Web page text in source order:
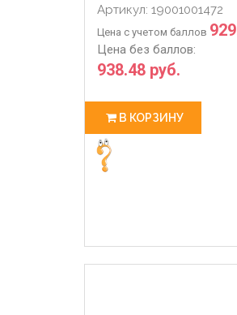
Артикул: 19001001472
Цена с учетом баллов
Цена без баллов:
938.48 руб.
В КОРЗИНУ